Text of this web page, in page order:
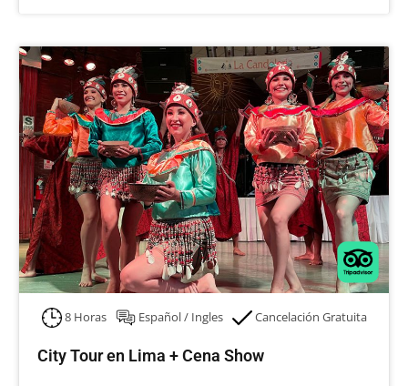
8 Horas Español / Ingles Cancelación Gratuita
City Tour en Lima + Cena Show